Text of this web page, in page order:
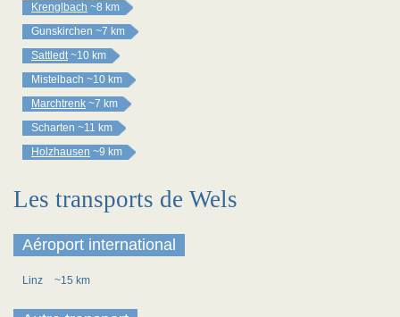
Krenglbach ~8 km
Gunskirchen ~7 km
Sattledt ~10 km
Mistelbach ~10 km
Marchtrenk ~7 km
Scharten ~11 km
Holzhausen ~9 km
Les transports de Wels
Aéroport international
Linz ~15 km